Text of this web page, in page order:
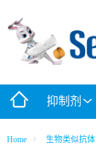
抑制剂
Home 生物类似抗体